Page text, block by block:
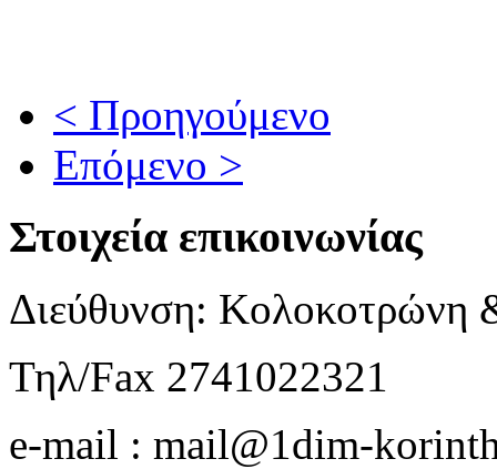
< Προηγούμενο
Επόμενο >
Στοιχεία επικοινωνίας
Διεύθυνση: Κολοκοτρώνη
Τηλ/Fax 2741022321
e-mail : mail@1dim-